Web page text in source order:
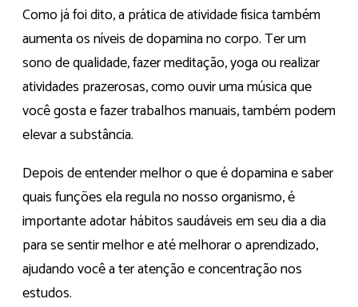
Como já foi dito, a prática de atividade física também
aumenta os níveis de dopamina no corpo. Ter um
sono de qualidade, fazer meditação, yoga ou realizar
atividades prazerosas, como ouvir uma música que
você gosta e fazer trabalhos manuais, também podem
elevar a substância.
Depois de entender melhor o que é dopamina e saber
quais funções ela regula no nosso organismo, é
importante adotar hábitos saudáveis em seu dia a dia
para se sentir melhor e até melhorar o aprendizado,
ajudando você a ter atenção e concentração nos
estudos.